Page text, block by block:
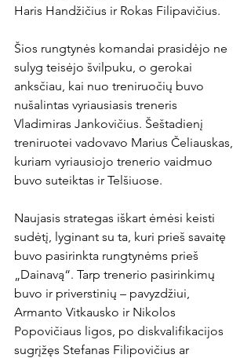
Haris Handžičius ir Rokas Filipavičius.
Šios rungtynės komandai prasidėjo ne
sulyg teisėjo švilpuku, o gerokai
anksčiau, kai nuo treniruočių buvo
nušalintas vyriausiasis treneris
Vladimiras Jankovičius. Šeštadienį
treniruotei vadovavo Marius Čeliauskas,
kuriam vyriausiojo trenerio vaidmuo
buvo suteiktas ir Telšiuose.
Naujasis strategas iškart ėmėsi keisti
sudėtį, lyginant su ta, kuri prieš savaitę
buvo pasirinkta rungtynėms prieš
„Dainavą“. Tarp trenerio pasirinkimų
buvo ir priverstinių – pavyzdžiui,
Armanto Vitkausko ir Nikolos
Popovičiaus ligos, po diskvalifikacijos
sugrįžęs Stefanas Filipovičius ar